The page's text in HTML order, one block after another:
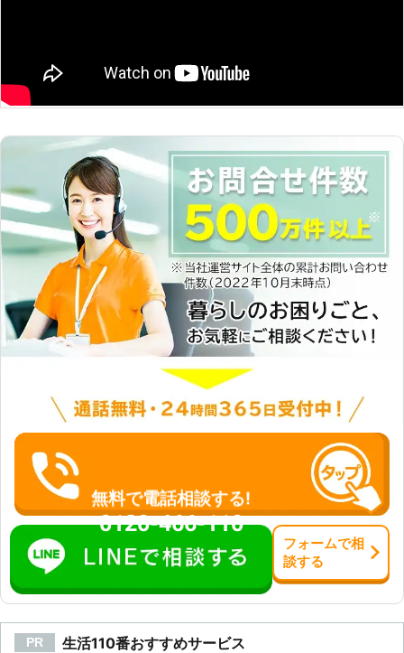
ラブルによって「車が動かなくなっ
た！」そんなときは当店のレッカーサ
車のノウハウのあるスタッフが在籍し
ています。安心してお任せください。
オートワークス・コンプリートでは、
車のバッテリー対処によってお客様の
カーライフをサポートしています。普
段気を付けていても、急に起こってし
まうのがバッテリー上がりです。群馬
県利根郡に拠点を置き、近郊までサー
ビスに伺いますので、ご連絡お待ちし
ています。
場です。整備士も在籍しており、車の
救援に伺いますよ。技術も知識もある
ます。 <車の不調があったら当店にお
任せ> 通常は工場で車の整備や板金な
どをおこなっています。車の不調があ
ったときには、当店にお任せくださ
い。愛車を安全に長く乗り続けるに
は、定期的なメンテナンスが欠かせま
せん。当店では点検・修理・メンテナ
ンスの整備においても、丁寧な技術で
対応しています。車のことでお困りご
とがあれば、お気軽にご相談くださ
い。
無料で電話相談する!
0120-466-110
フォームで相
談する
PR 生活110番おすすめサービス